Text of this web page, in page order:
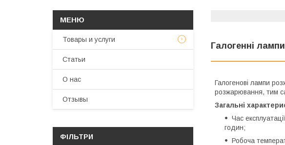
Галогенні лампи
Галогенові лампи
розжарювання, тим
Загальні
Час
годин;
Робоча
Товары и услуги
Статьи
О нас
Отзывы
ФІЛЬТРИ